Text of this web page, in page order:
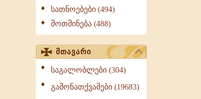
სათნოებები (494)
მოთმინება (488)
მთავარი
საგალობლები (304)
გამონათქვამები (19683)